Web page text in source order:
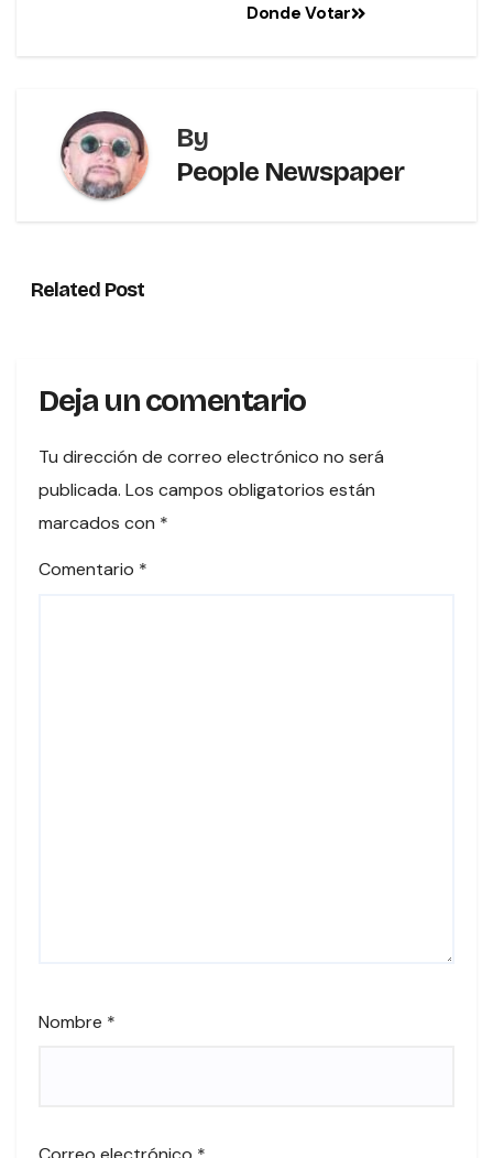
Donde Votar
By
People Newspaper
Related Post
Deja un comentario
Tu dirección de correo electrónico no será
publicada. Los campos obligatorios están
marcados con *
Comentario *
Nombre *